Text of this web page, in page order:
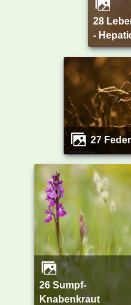
28 Leberblümchen
-
27
26 Sumpf-
Knabenkraut